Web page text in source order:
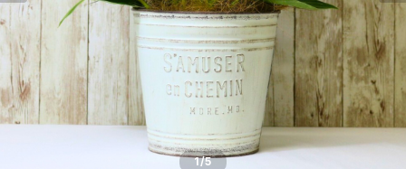
1/5